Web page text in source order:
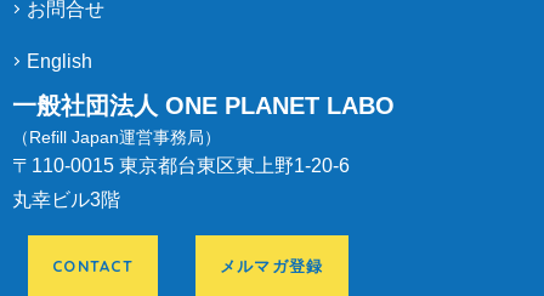
お問合せ
English
一般社団法人 ONE PLANET LABO
（Refill Japan運営事務局）
〒110-0015 東京都台東区東上野1-20-6
丸幸ビル3階
CONTACT メルマガ登録